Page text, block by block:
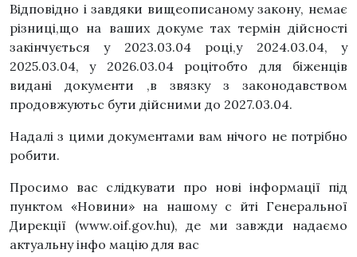
Відповідно і завдяки вищеописаному закону, немає
різниці,що на ваших докуме тах термін дійсності
закінчується у 2023.03.04 році,у 2024.03.04, у
2025.03.04, у 2026.03.04 роцітобто для біженців
видані документи ,в звязку з законодавством
продовжуютьс бути дійсними до 2027.03.04.
Надалі з цими документами вам нічого не потрібно
робити.
Просимо вас слідкувати про нові інформації під
пунктом «Новини» на нашому с йті Генеральної
Дирекції (www.oif.gov.hu), де ми завжди надаємо
актуальну інфо мацію для вас